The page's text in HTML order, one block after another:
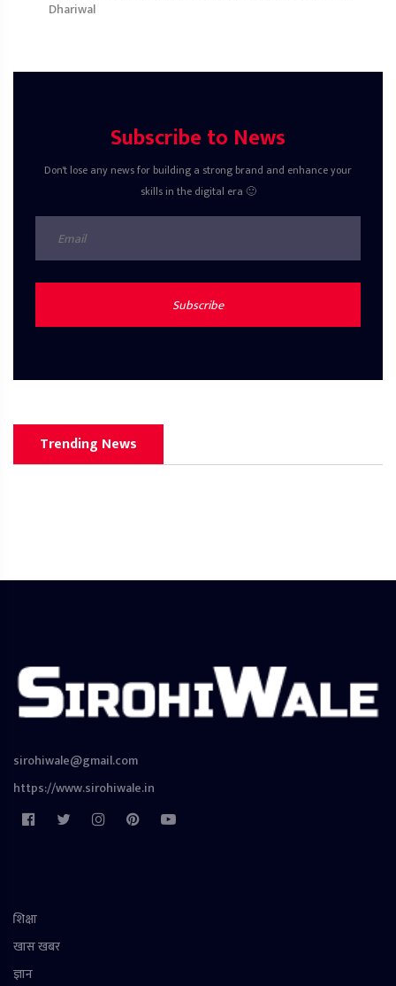
Dhariwal
Subscribe to News
Don't lose any news for building a strong brand and enhance your
skills in the digital era 🙂
Subscribe
Trending News
sirohiwale@gmail.com
https://www.sirohiwale.in
शिक्षा
खास खबर
ज्ञान